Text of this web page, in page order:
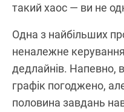
такий хаос — ви не
Одна з найбільших
неналежне
дедлайнів. Напевно,
графік погоджено,
половина завдань